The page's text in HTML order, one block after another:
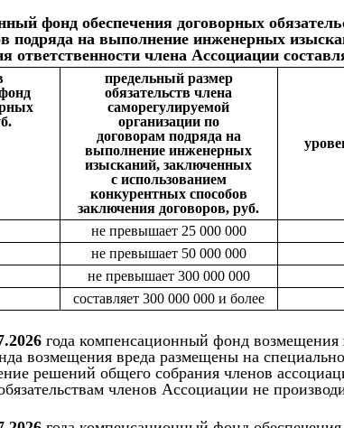
фонд обеспечения договорных
подряда на выполнение инженерных
ответственности члена Ассоциации
предельный размер
обязательств члена
саморегулируемой
организации по
договорам подряда на
выполнение инженерных
изысканий, заключенных
с использованием
конкурентных способов
заключения договоров, руб.
не превышает 25 000 000
не превышает 50 000 000
не превышает 300 000 000
составляет 300 000 000 и более
года компенсационный фонд
возмещения вреда размещены на
решений общего собрания членов
членов Ассоциации не